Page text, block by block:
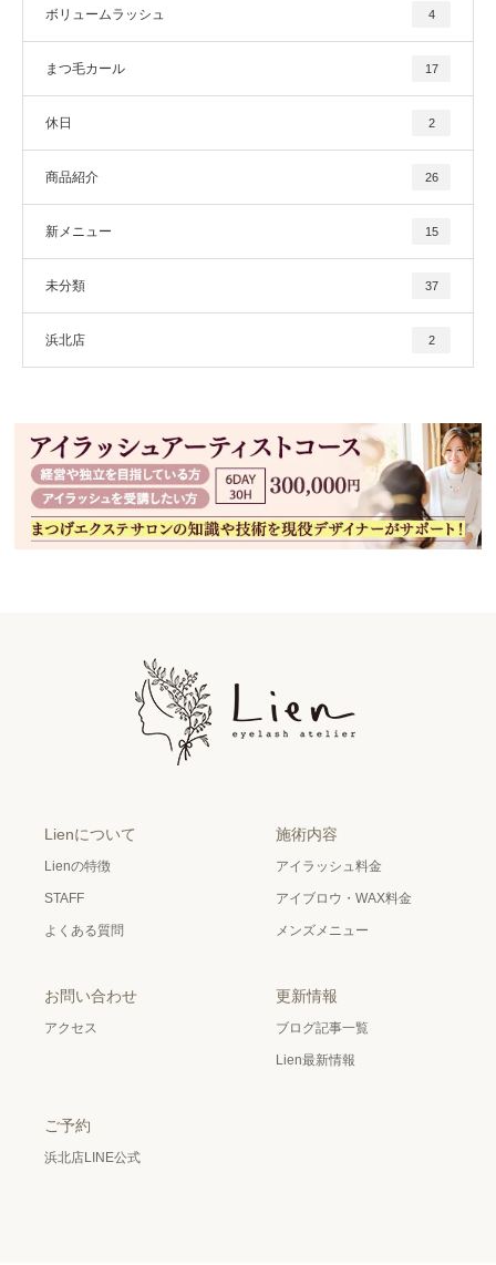
ボリュームラッシュ 4
まつ毛カール 17
休日 2
商品紹介 26
新メニュー 15
未分類 37
浜北店 2
Lienについて
Lienの特徴
STAFF
よくある質問
施術内容
アイラッシュ料金
アイブロウ・WAX料金
メンズメニュー
お問い合わせ
アクセス
更新情報
ブログ記事一覧
Lien最新情報
ご予約
浜北店LINE公式